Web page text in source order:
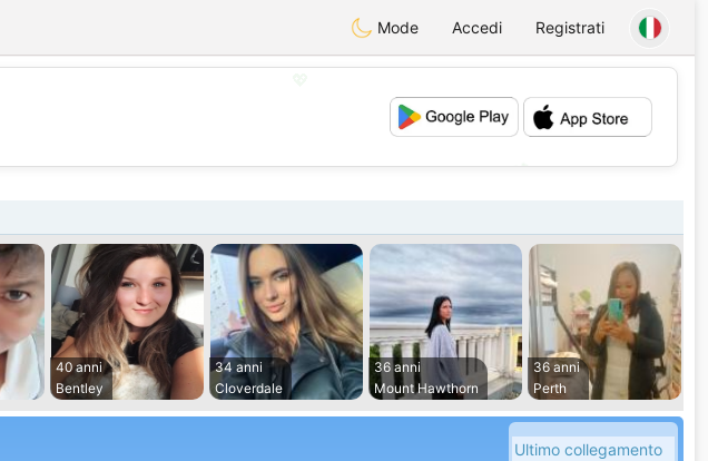
Mode Accedi Registrati
💕
40 anni
Bentley
34 anni
Cloverdale
36 anni
Mount Hawthorn
36 anni
Perth
Ultimo collegamento